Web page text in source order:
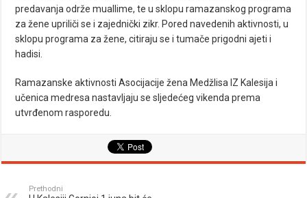
predavanja održe muallime, te u sklopu ramazanskog programa
za žene upriliči se i zajednički zikr. Pored navedenih aktivnosti, u
sklopu programa za žene, citiraju se i tumače prigodni ajeti i
hadisi.
Ramazanske aktivnosti Asocijacije žena Medžlisa IZ Kalesija i
učenica medresa nastavljaju se sljedećeg vikenda prema
utvrđenom rasporedu.
Prethodni